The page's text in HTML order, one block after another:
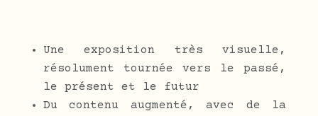
Une exposition très visuelle,
résolument tournée vers le passé,
le présent et le futur
Du contenu augmenté, avec de la